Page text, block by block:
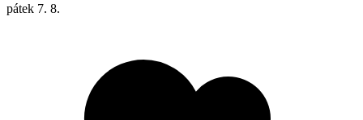
pátek 7. 8.